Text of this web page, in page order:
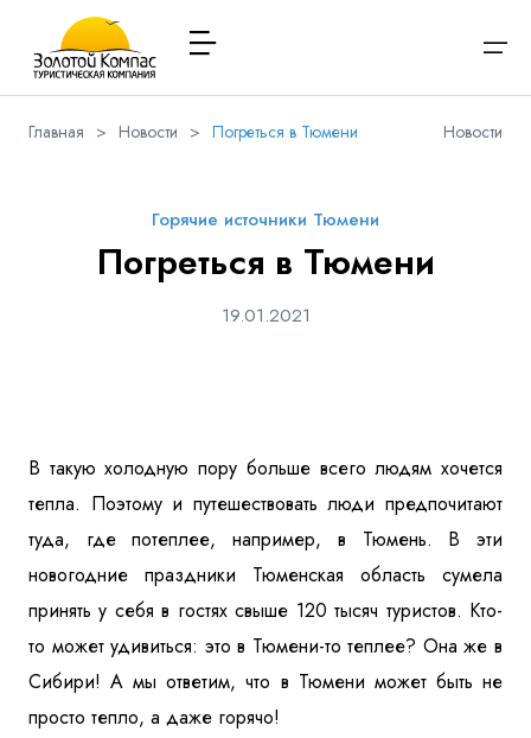
Расписание туров
Туры и экскурсии
Контакты
Главная > Новости > Погреться в Тюмени Новости
Горячие источники Тюмени
Погреться в Тюмени
19.01.2021
В такую холодную пору больше всего людям хочется
тепла. Поэтому и путешествовать люди предпочитают
туда, где потеплее, например, в Тюмень. В эти
новогодние праздники Тюменская область сумела
принять у себя в гостях свыше 120 тысяч туристов. Кто-
то может удивиться: это в Тюмени-то теплее? Она же в
Сибири! А мы ответим, что в Тюмени может быть не
просто тепло, а даже горячо!
Куда бы Вы хотели отправиться?
Вход / Регистрация
с политикой компании в отношении
Вконтакте